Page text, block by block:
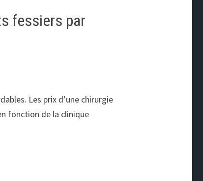
fessiers par
Les prix d’une chirurgie
fonction de la clinique